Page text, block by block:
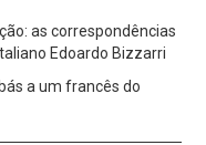
as correspondências
Edoardo Bizzarri
a um francês do